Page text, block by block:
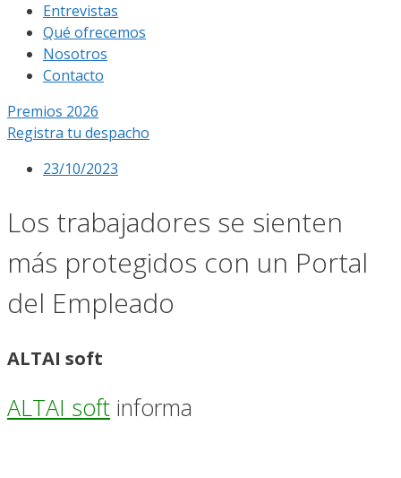
Entrevistas
Qué ofrecemos
Nosotros
Contacto
Premios 2026
Registra tu despacho
23/10/2023
Los trabajadores se sienten
más protegidos con un Portal
del Empleado
ALTAI soft
ALTAI soft informa